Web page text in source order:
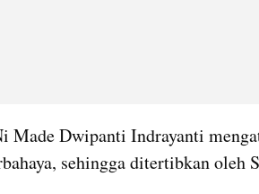
Made Dwipanti Indrayanti
sehingga ditertibkan oleh